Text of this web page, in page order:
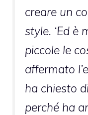
creare un
style. ‘Ed è
piccole le
affermato
ha chiesto
perché ha